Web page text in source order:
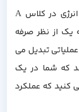
این سیستم دارای گرید بهره وری انرژی در کلاس A
نظر صرفه
تبدیل می
شما در یک
که عملکرد